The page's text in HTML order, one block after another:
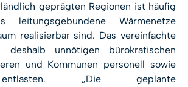
geprägten Regionen ist häufig
leitungsgebundene Wärmenetze
realisierbar sind. Das vereinfachte
deshalb unnötigen bürokratischen
und Kommunen personell sowie
„Die geplante